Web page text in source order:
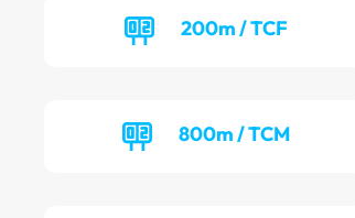
200m / TCF
800m / TCM